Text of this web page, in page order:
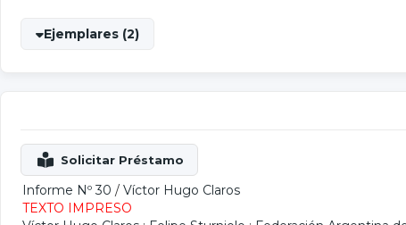
Ejemplares (2)
Informe Nº 30 / Víctor Hugo Claros
TEXTO IMPRESO